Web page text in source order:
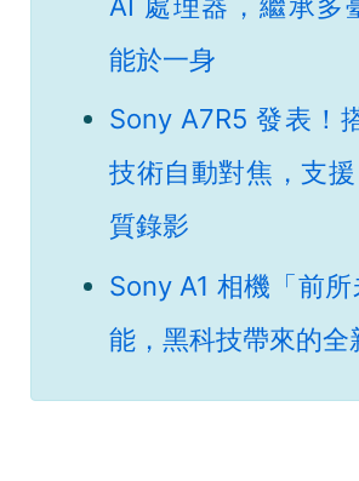
能於一身
Sony A7R5 發表！
技術自動對焦，支
質錄影
Sony A1 相機「前
能，黑科技帶來的全